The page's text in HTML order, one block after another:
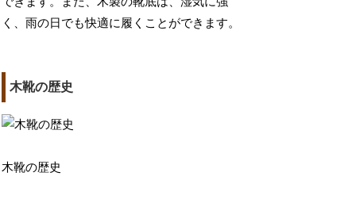
く、雨の日でも快適に履くことができます。
木靴の歴史
木靴の歴史